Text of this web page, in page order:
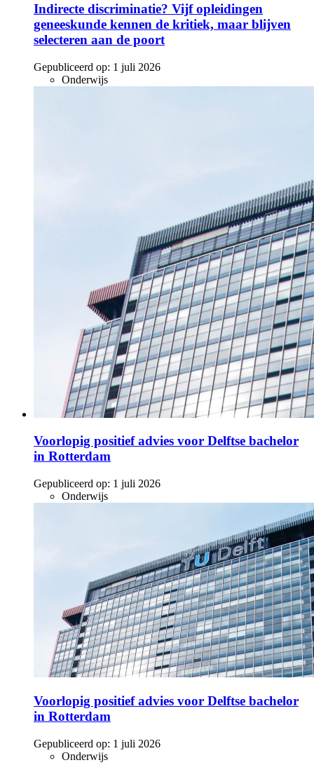
Indirecte discriminatie? Vijf opleidingen
geneeskunde kennen de kritiek, maar blijven
selecteren aan de poort
Gepubliceerd op: 1 juli 2026
Onderwijs
Voorlopig positief advies voor Delftse bachelor
in Rotterdam
Gepubliceerd op: 1 juli 2026
Onderwijs
Voorlopig positief advies voor Delftse bachelor
in Rotterdam
Gepubliceerd op: 1 juli 2026
Onderwijs